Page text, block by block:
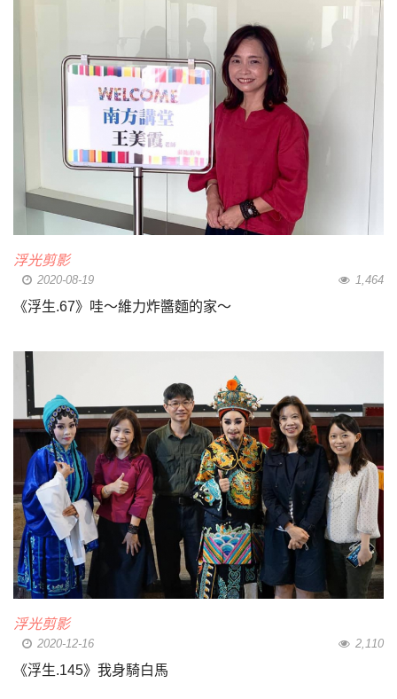
浮光剪影
2020-08-19 1,464
《浮生.67》哇～維力炸醬麵的家～
浮光剪影
2020-12-16 2,110
《浮生.145》我身騎白馬